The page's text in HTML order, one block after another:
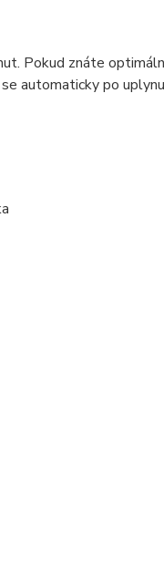
Pokud znáte
automaticky po